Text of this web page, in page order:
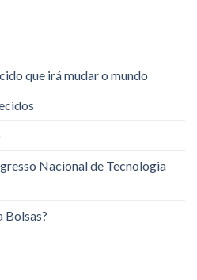
que irá mudar o mundo
Nacional de Tecnologia
Bolsas?